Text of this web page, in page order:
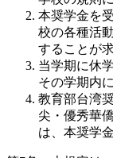
本奨学金を
校の各種活
することが
当学期に休
その学期内
教育部台湾
尖・優秀華
は、本奨学